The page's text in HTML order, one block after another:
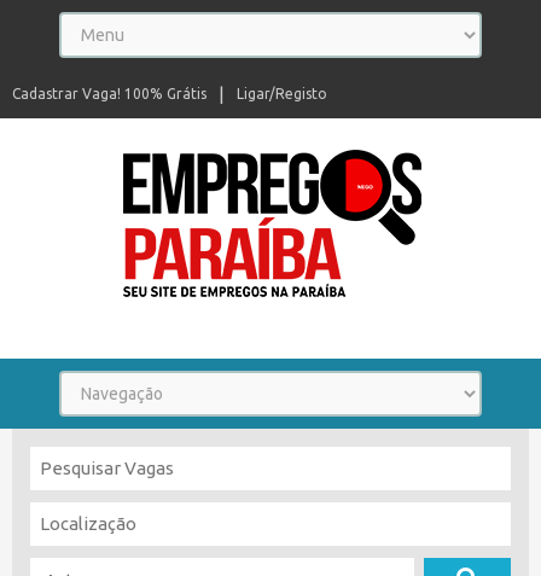
Ligar/Registo
Cadastrar Vaga! 100% Grátis